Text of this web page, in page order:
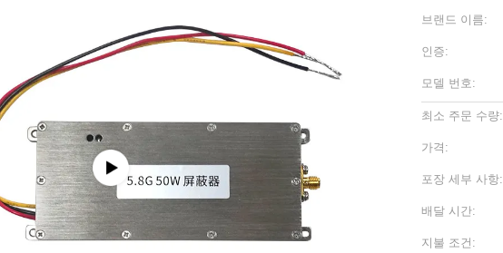
브랜드 이름:
인증:
모델 번호:
최소 주문 수량:
가격:
포장 세부 사항:
배달 시간:
지불 조건: